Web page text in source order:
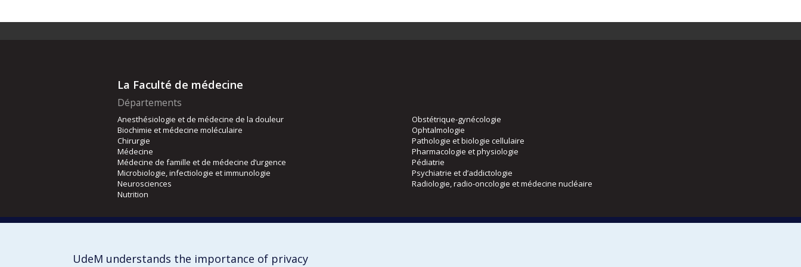
La Faculté de médecine
Départements
Anesthésiologie et de médecine de la douleur
Biochimie et médecine moléculaire
Chirurgie
Médecine
Médecine de famille et de médecine d’urgence
Microbiologie, infectiologie et immunologie
Neurosciences
Nutrition
Obstétrique-gynécologie
Ophtalmologie
Pathologie et biologie cellulaire
Pharmacologie et physiologie
Pédiatrie
Psychiatrie et d’addictologie
Radiologie, radio-oncologie et médecine nucléaire
Écoles
Réadaptation
Directions
UdeM understands the importance of privacy